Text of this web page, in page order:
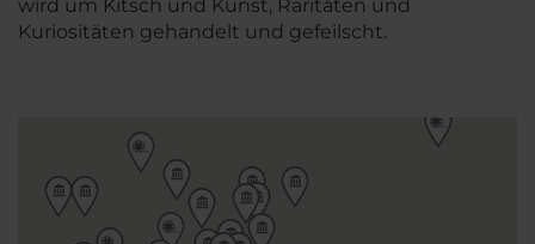
wird um Kitsch und Kunst, Raritäten und
Kuriositäten gehandelt und gefeilscht.